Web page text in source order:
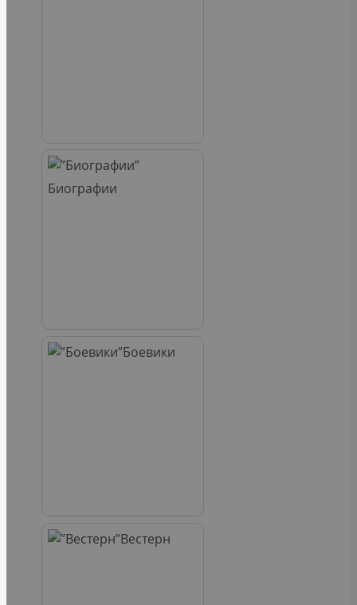
Биографии
Боевики
Вестерн